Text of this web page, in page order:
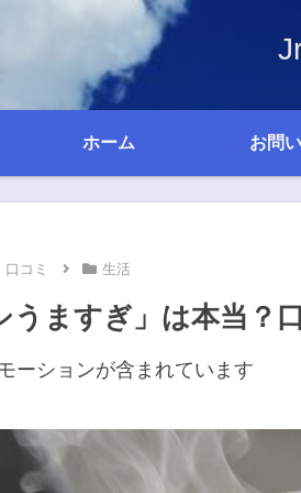
ホーム お問
口コミ 生活
うますぎ」は本当？
ーションが含まれています